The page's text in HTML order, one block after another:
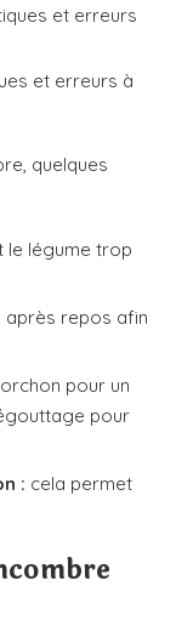
et erreurs à
quelques
le légume trop
après repos afin
pour un
pour
: cela permet